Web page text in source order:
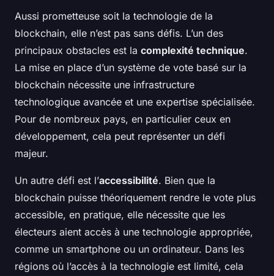
Aussi prometteuse soit la technologie de la
blockchain, elle n’est pas sans défis. L’un des
principaux obstacles est la complexité technique.
La mise en place d’un système de vote basé sur la
blockchain nécessite une infrastructure
technologique avancée et une expertise spécialisée.
Pour de nombreux pays, en particulier ceux en
développement, cela peut représenter un défi
majeur.
Un autre défi est l’accessibilité. Bien que la
blockchain puisse théoriquement rendre le vote plus
accessible, en pratique, elle nécessite que les
électeurs aient accès à une technologie appropriée,
comme un smartphone ou un ordinateur. Dans les
régions où l’accès à la technologie est limité, cela